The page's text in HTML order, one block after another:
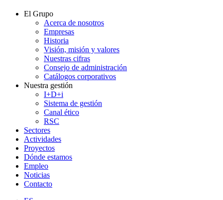
El Grupo
Acerca de nosotros
Empresas
Historia
Visión, misión y valores
Nuestras cifras
Consejo de administración
Catálogos corporativos
Nuestra gestión
I+D+i
Sistema de gestión
Canal ético
RSC
Sectores
Actividades
Proyectos
Dónde estamos
Empleo
Noticias
Contacto